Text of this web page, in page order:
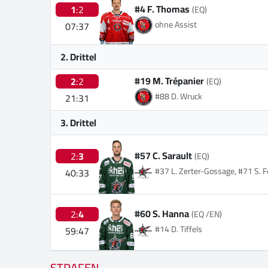
1:2
07:37
#4 F. Thomas(EQ)
ohne Assist
2. Drittel
2:2
21:31
#19 M. Trépanier(EQ)
#88 D. Wruck
3. Drittel
2:3
40:33
#57 C. Sarault(EQ)
#37 L. Zerter-Gossage, #71 S.
2:4
59:47
#60 S. Hanna(EQ /EN)
#14 D. Tiffels